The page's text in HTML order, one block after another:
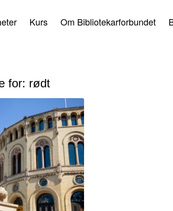
Kurs Om Bibliotekarforbundet
for: rødt